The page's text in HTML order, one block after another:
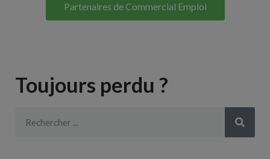
Partenaires de Commercial Emploi
Toujours perdu ?